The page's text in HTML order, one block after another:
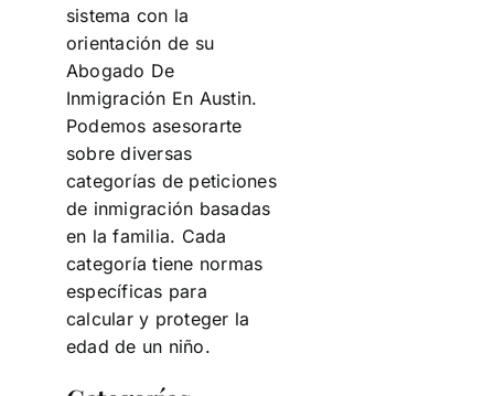
sistema con la
orientación de su
Abogado De
Inmigración En Austin.
Podemos asesorarte
sobre diversas
categorías de peticiones
de inmigración basadas
en la familia. Cada
categoría tiene normas
específicas para
calcular y proteger la
edad de un niño.